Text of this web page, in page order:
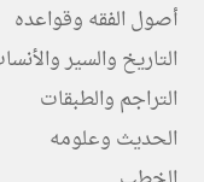
أصول الفقه وقواعده
التاريخ والسير
التراجم والطبقات
الحديث وعلومه